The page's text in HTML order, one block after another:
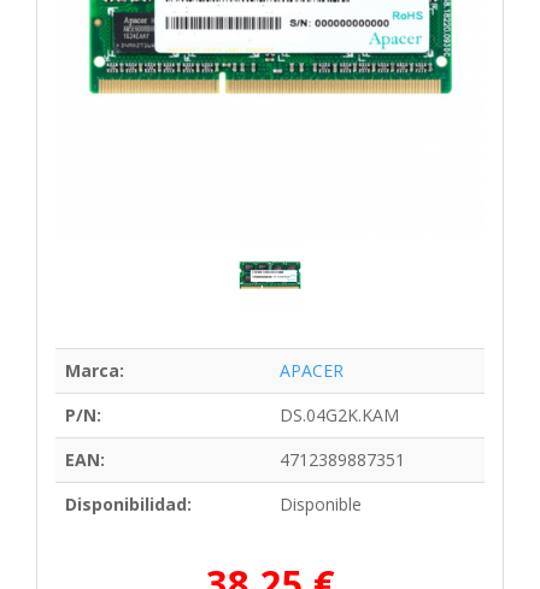
Marca:
APACER
P/N:
DS.04G2K.KAM
EAN:
4712389887351
Disponibilidad:
Disponible